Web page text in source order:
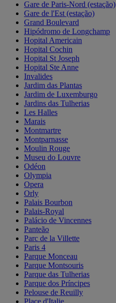
Gare de Paris-Nord (estação)
Gare de l'Est (estação)
Grand Boulevard
Hipódromo de Longchamp
Hopital Americain
Hopital Cochin
Hopital St Joseph
Hopital Ste Anne
Invalides
Jardim das Plantas
Jardim de Luxemburgo
Jardins das Tulherias
Les Halles
Marais
Montmartre
Montparnasse
Moulin Rouge
Museu do Louvre
Odéon
Olympia
Opera
Orly
Palais Bourbon
Palais-Royal
Palácio de Vincennes
Panteão
Parc de la Villette
Paris 4
Parque Monceau
Parque Montsouris
Parque das Tulherias
Parque dos Príncipes
Pelouse de Reuilly
Place d'Italie